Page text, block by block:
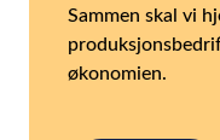
Sammen skal vi
økonomien.